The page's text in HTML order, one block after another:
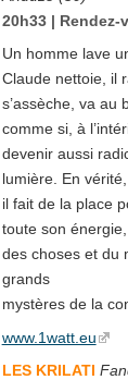
20h33 | Rendez-
Un homme lave
Claude nettoie, il
s’assèche, va au
comme si, à
devenir aussi
lumière. En
il fait de la place
toute son
des choses et du
grands
mystères de la
www.1watt.eu
LES KRILATI